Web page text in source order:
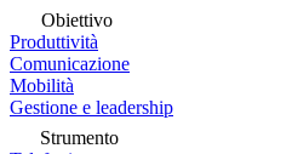
Obiettivo
Produttività
Comunicazione
Mobilità
Gestione e leadership
Strumento